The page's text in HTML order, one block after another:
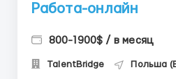
Работа-онлайн
800-1900$ / в месяц
TalentBridge Польша